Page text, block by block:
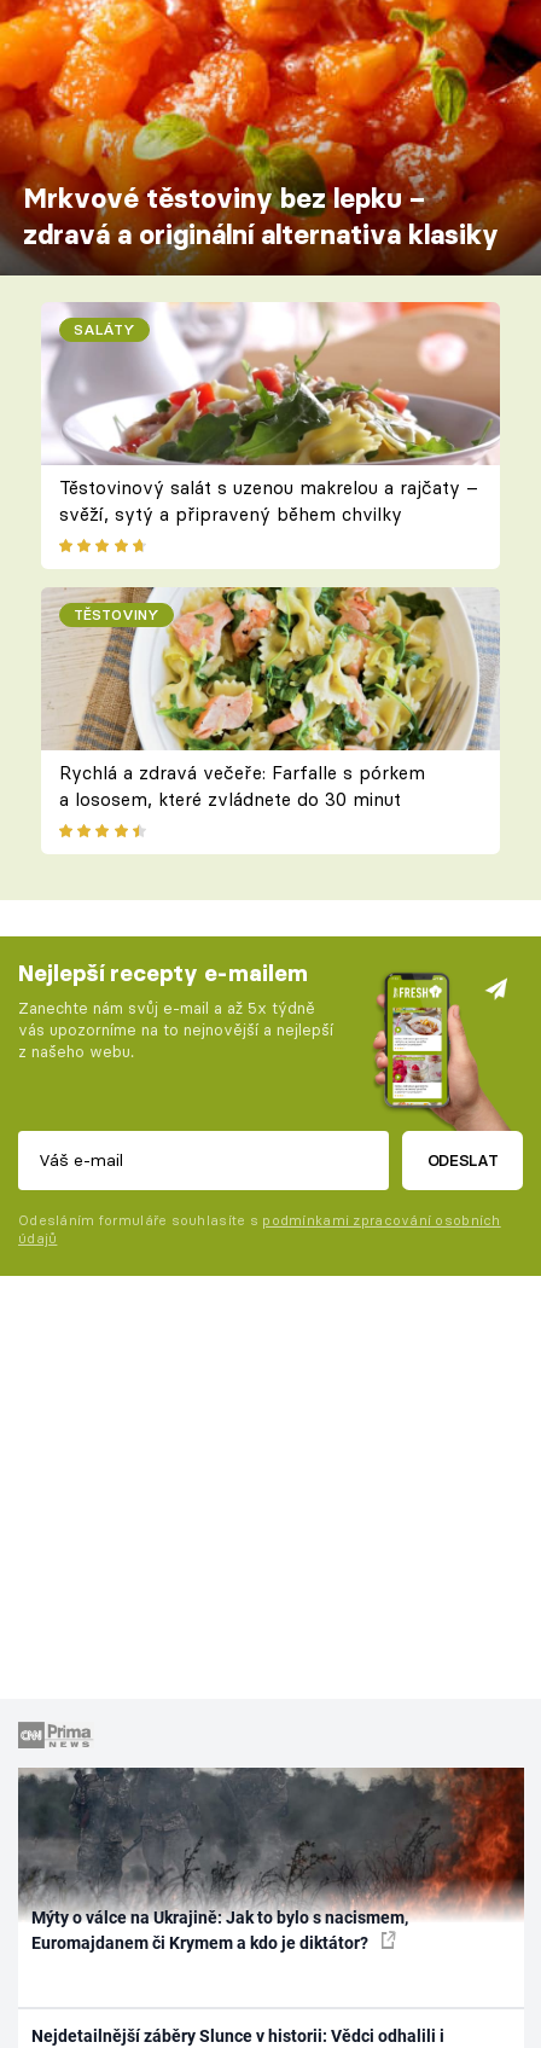
Mrkvové těstoviny bez lepku –
zdravá a originální alternativa klasiky
SALÁTY
Těstovinový salát s uzenou makrelou a rajčaty –
svěží, sytý a připravený během chvilky
TĚSTOVINY
Rychlá a zdravá večeře: Farfalle s pórkem
a lososem, které zvládnete do 30 minut
Nejlepší recepty e-mailem
Zanechte nám svůj e-mail a až 5x týdně
vás upozorníme na to nejnovější a nejlepší
z našeho webu.
ODESLAT
Odesláním formuláře souhlasíte s podmínkami zpracování osobních
údajů
Mýty o válce na Ukrajině: Jak to bylo s nacismem,
Euromajdanem či Krymem a kdo je diktátor?
Nejdetailnější záběry Slunce v historii: Vědci odhalili i